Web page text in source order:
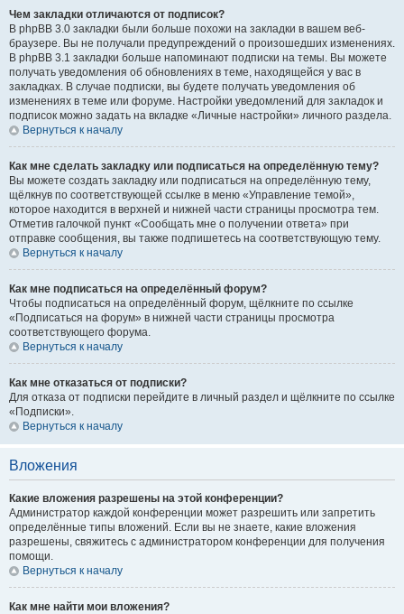
Чем закладки отличаются от подписок?
В phpBB 3.0 закладки были больше похожи на закладки в вашем веб-
браузере. Вы не получали предупреждений о произошедших изменениях.
В phpBB 3.1 закладки больше напоминают подписки на темы. Вы можете
получать уведомления об обновлениях в теме, находящейся у вас в
закладках. В случае подписки, вы будете получать уведомления об
изменениях в теме или форуме. Настройки уведомлений для закладок и
подписок можно задать на вкладке «Личные настройки» личного раздела.
Вернуться к началу
Как мне сделать закладку или подписаться на определённую тему?
Вы можете создать закладку или подписаться на определённую тему,
щёлкнув по соответствующей ссылке в меню «Управление темой»,
которое находится в верхней и нижней части страницы просмотра тем.
Отметив галочкой пункт «Сообщать мне о получении ответа» при
отправке сообщения, вы также подпишетесь на соответствующую тему.
Вернуться к началу
Как мне подписаться на определённый форум?
Чтобы подписаться на определённый форум, щёлкните по ссылке
«Подписаться на форум» в нижней части страницы просмотра
соответствующего форума.
Вернуться к началу
Как мне отказаться от подписки?
Для отказа от подписки перейдите в личный раздел и щёлкните по ссылке
«Подписки».
Вернуться к началу
Вложения
Какие вложения разрешены на этой конференции?
Администратор каждой конференции может разрешить или запретить
определённые типы вложений. Если вы не знаете, какие вложения
разрешены, свяжитесь с администратором конференции для получения
помощи.
Вернуться к началу
Как мне найти мои вложения?